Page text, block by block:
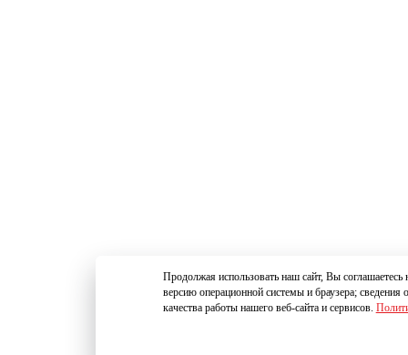
Продолжая использовать наш сайт, Вы
версию операционной системы и браузера;
качества работы нашего веб-сайта и сервисов.